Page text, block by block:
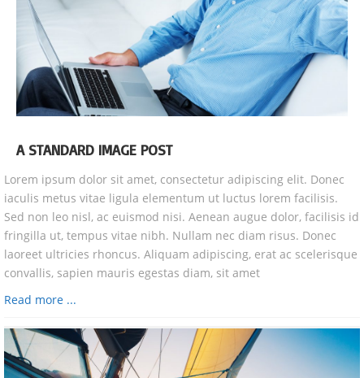
A STANDARD IMAGE POST
Lorem ipsum dolor sit amet, consectetur adipiscing elit. Donec
iaculis metus vitae ligula elementum ut luctus lorem facilisis.
Sed non leo nisl, ac euismod nisi. Aenean augue dolor, facilisis id
fringilla ut, tempus vitae nibh. Nullam nec diam risus. Donec
laoreet ultricies rhoncus. Aliquam adipiscing, erat ac scelerisque
convallis, sapien mauris egestas diam, sit amet
Read more ...